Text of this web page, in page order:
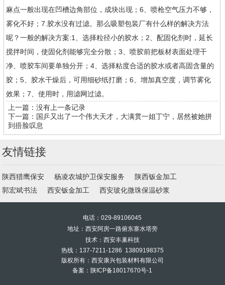
麻点一般出现在凹槽边角部位，成块出现；6、喷枪空气压力不够，
雾化不好；7.胶水没有过滤。那么吸塑包装厂有什么样的解决方法
呢？一般的解决方案:1、选择粒径小的胶水；2、配固化剂时，延长
搅拌时间，使固化剂能够完全分散；3、喷胶前把板材表面处理干
净、喷胶车间要单独分开；4、选择粘度合适的胶水或者高固含量的
胶；5、胶水干燥后，可用细砂纸打磨；6、增加真空度，调节雾化
效果；7、使用时，用滤网过滤。
上一篇：没有上一条记录
下一篇： 国乒又出了一个伟大天才，大满贯一姐丁宁，居然被她拼
到捂脸叹息
友情链接
陕西猎鹰保安 杨凌农城护卫保安服务
陕西钣金加工
郭宏斌书法
西安钣金加工 西安玻化微珠保温砂浆
电话：029-89106045
地址：西安阿房一路俯东寨水塔旁
技术：西安丰巢科技
热线：137-7211-1286 13809198375
版权所有：西安康兴包装材料有限公司
备案： 陕ICP备18017670号-1